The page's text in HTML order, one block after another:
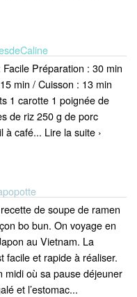
Facile Préparation : 30 min
min / Cuisson : 13 min
1 carotte 1 poignée de
de riz 250 g de porc
à café... Lire la suite ›
de soupe de ramen
bo bun. On voyage en
au Vietnam. La
facile et rapide à réaliser.
midi où sa pause déjeuner
et l’estomac...